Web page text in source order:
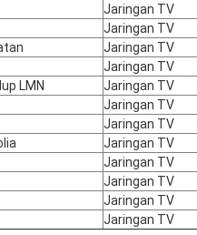
Jaringan TV
Jaringan TV
Jaringan TV
Jaringan TV
LMN
Jaringan TV
Jaringan TV
Jaringan TV
Jaringan TV
Jaringan TV
Jaringan TV
Jaringan TV
Jaringan TV